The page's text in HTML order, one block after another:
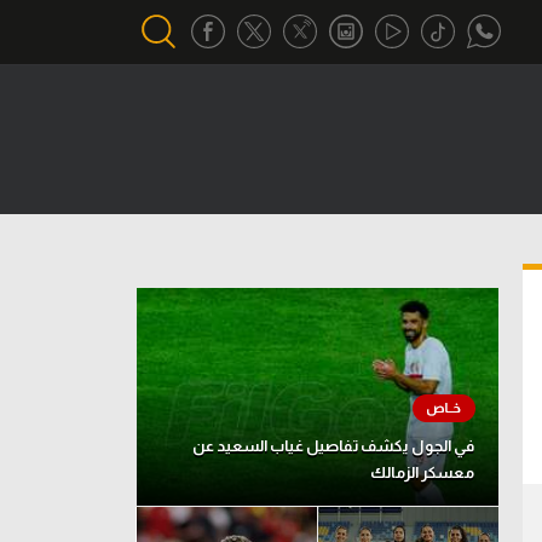
تحقيق في الجول
تقرير في الجول
تحليل في الجول
حكايات في الجول
كويز في الجول
فيديو في الجول
في الجول يكشف تفاصيل غياب السعيد عن
معسكر الزمالك